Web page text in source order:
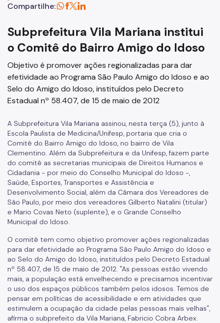
Compartilhe:
Subprefeitura Vila Mariana institui
o Comitê do Bairro Amigo do Idoso
Objetivo é promover ações regionalizadas para dar
efetividade ao Programa São Paulo Amigo do Idoso e ao
Selo do Amigo do Idoso, instituídos pelo Decreto
Estadual nº 58.407, de 15 de maio de 2012
A Subprefeitura Vila Mariana assinou, nesta terça (5), junto à
Escola Paulista de Medicina/Unifesp, portaria que cria o
Comitê do Bairro Amigo do Idoso, no bairro de Vila
Clementino. Além da Subprefeitura e da Unifesp, fazem parte
do comitê as secretarias municipais de Direitos Humanos e
Cidadania - por meio do Conselho Municipal do Idoso -,
Saúde, Esportes, Transportes e Assistência e
Desenvolvimento Social, além da Câmara dos Vereadores de
São Paulo, por meio dos vereadores Gilberto Natalini (titular)
e Mario Covas Neto (suplente), e o Grande Conselho
Municipal do Idoso.
O comitê tem como objetivo promover ações regionalizadas
para dar efetividade ao Programa São Paulo Amigo do Idoso e
ao Selo do Amigo do Idoso, instituídos pelo Decreto Estadual
nº 58.407, de 15 de maio de 2012. "As pessoas estão vivendo
mais, a população está envelhecendo e precisamos incentivar
o uso dos espaços públicos também pelos idosos. Temos de
pensar em políticas de acessibilidade e em atividades que
estimulem a ocupação da cidade pelas pessoas mais velhas",
afirma o subprefeito da Vila Mariana, Fabricio Cobra Arbex.